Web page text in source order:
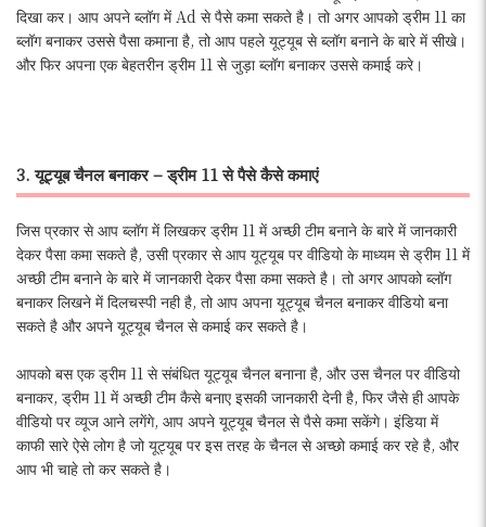
दिखा कर। आप अपने ब्लॉग में Ad से पैसे कमा सकते है। तो अगर आपको ड्रीम 11 का
ब्लॉग बनाकर उससे पैसा कमाना है, तो आप पहले यूट्यूब से ब्लॉग बनाने के बारे में सीखे।
और फिर अपना एक बेहतरीन ड्रीम 11 से जुड़ा ब्लॉग बनाकर उससे कमाई करे।
3. यूट्यूब चैनल बनाकर – ड्रीम 11 से पैसे कैसे कमाएं
जिस प्रकार से आप ब्लॉग में लिखकर ड्रीम 11 में अच्छी टीम बनाने के बारे में जानकारी
देकर पैसा कमा सकते है, उसी प्रकार से आप यूट्यूब पर वीडियो के माध्यम से ड्रीम 11 में
अच्छी टीम बनाने के बारे में जानकारी देकर पैसा कमा सकते है। तो अगर आपको ब्लॉग
बनाकर लिखने में दिलचस्पी नही है, तो आप अपना यूट्यूब चैनल बनाकर वीडियो बना
सकते है और अपने यूट्यूब चैनल से कमाई कर सकते है।
आपको बस एक ड्रीम 11 से संबंधित यूट्यूब चैनल बनाना है, और उस चैनल पर वीडियो
बनाकर, ड्रीम 11 में अच्छी टीम कैसे बनाए इसकी जानकारी देनी है, फिर जैसे ही आपके
वीडियो पर व्यूज आने लगेंगे, आप अपने यूट्यूब चैनल से पैसे कमा सकेंगे। इंडिया में
काफी सारे ऐसे लोग है जो यूट्यूब पर इस तरह के चैनल से अच्छो कमाई कर रहे है, और
आप भी चाहे तो कर सकते है।